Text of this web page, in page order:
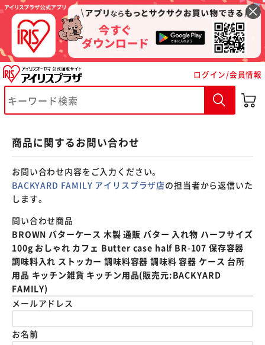
ログイン/会員情報
商品に関するお問い合わせ
お問い合わせ内容をご入力ください。
BACKYARD FAMILY アイリスプラザ店の担当者から返信いた
します。
問い合わせ商品
BROWN バターケース 木製 通販 バター 入れ物 ハーフサイズ
100g おしゃれ カフェ Butter case half BR-107 保存容器
調味料入れ ストッカー 調味料容器 調味料 容器 ケース 台所
用品 キッチン雑貨 キッチン用品(販売元:BACKYARD
FAMILY)
メールアドレス
お名前
※ご確認ください
カートに入れる